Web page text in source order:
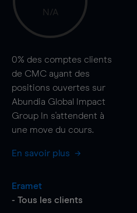
N/A
0% des comptes clients
de CMC ayant des
positions ouvertes sur
Abundia Global Impact
Group In s'attendent à
une move du cours.
En savoir plus
Eramet
- Tous les clients